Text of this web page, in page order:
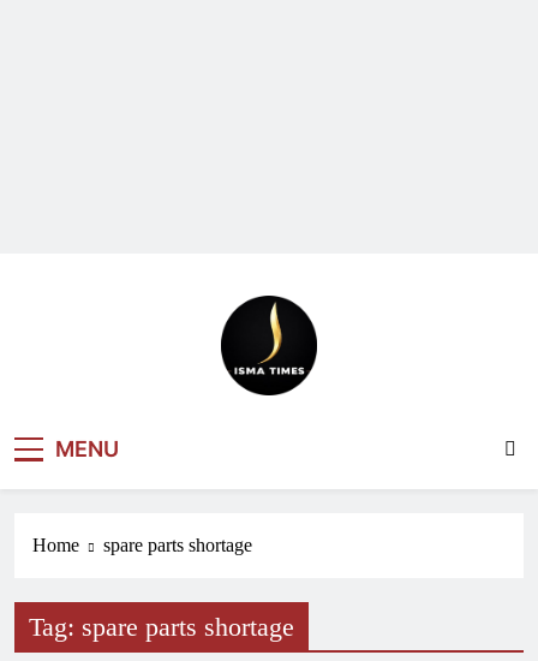
MENU
Home spare parts shortage
Tag: spare parts shortage